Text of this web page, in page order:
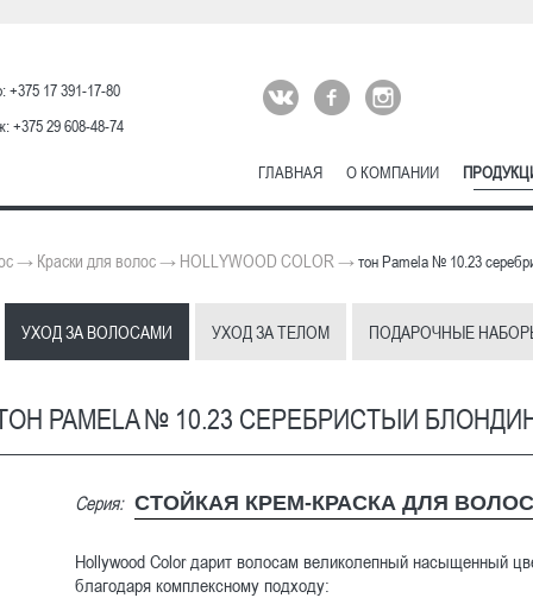
+375 17 391-17-80
+375 29 608-48-74
ГЛАВНАЯ О КОМПАНИИ
→ Краски для волос→ HOLLYWOOD COLOR→тон Pamela № 10.23
УХОД ЗА ВОЛОСАМИ УХОД ЗА ТЕЛОМ ПОДАРОЧНЫЕ
PAMELA № 10.23 СЕРЕБРИСТЫЙ
Серия: СТОЙКАЯ КРЕМ-КРАСКА ДЛЯ ВОЛОС
Hollywood Color дарит волосам великолепный насыщенный
благодаря комплексному подходу: